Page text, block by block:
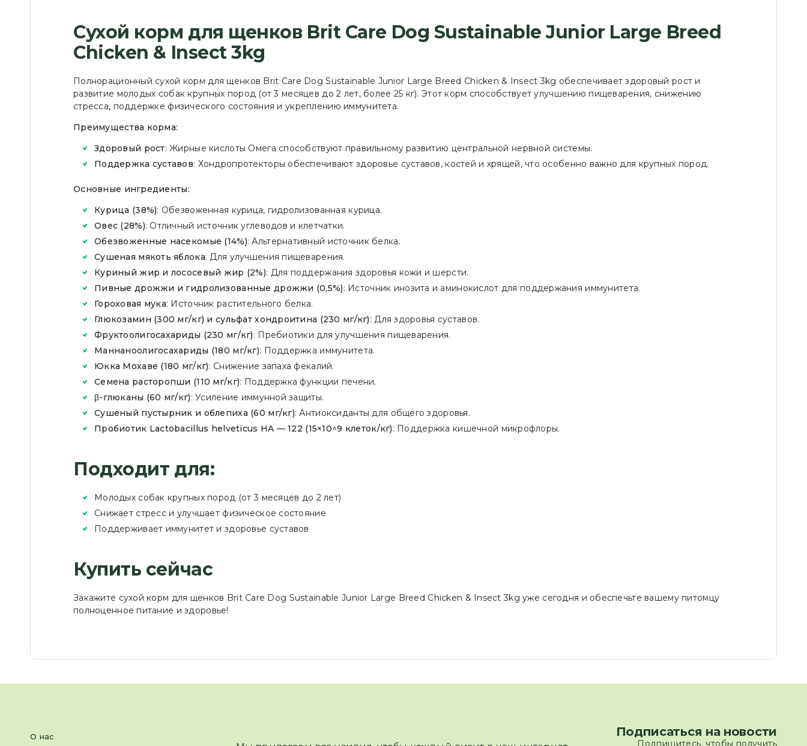
Сухой корм для щенков Brit Care Dog Sustainable Junior Large Breed
Chicken & Insect 3kg
Полнорационный сухой корм для щенков Brit Care Dog Sustainable Junior Large Breed Chicken & Insect 3kg обеспечивает здоровый рост и
развитие молодых собак крупных пород (от 3 месяцев до 2 лет, более 25 кг). Этот корм способствует улучшению пищеварения, снижению
стресса, поддержке физического состояния и укреплению иммунитета.
Преимущества корма:
Здоровый рост: Жирные кислоты Омега способствуют правильному развитию центральной нервной системы.
Поддержка суставов: Хондропротекторы обеспечивают здоровье суставов, костей и хрящей, что особенно важно для крупных пород.
Основные ингредиенты:
Курица (38%): Обезвоженная курица, гидролизованная курица.
Овес (28%): Отличный источник углеводов и клетчатки.
Обезвоженные насекомые (14%): Альтернативный источник белка.
Сушеная мякоть яблока: Для улучшения пищеварения.
Куриный жир и лососевый жир (2%): Для поддержания здоровья кожи и шерсти.
Пивные дрожжи и гидролизованные дрожжи (0,5%): Источник инозита и аминокислот для поддержания иммунитета.
Гороховая мука: Источник растительного белка.
Глюкозамин (300 мг/кг) и сульфат хондроитина (230 мг/кг): Для здоровья суставов.
Фруктоолигосахариды (230 мг/кг): Пребиотики для улучшения пищеварения.
Маннаноолигосахариды (180 мг/кг): Поддержка иммунитета.
Юкка Мохаве (180 мг/кг): Снижение запаха фекалий.
Семена расторопши (110 мг/кг): Поддержка функции печени.
β-глюканы (60 мг/кг): Усиление иммунной защиты.
Сушеный пустырник и облепиха (60 мг/кг): Антиоксиданты для общего здоровья.
Пробиотик Lactobacillus helveticus HA — 122 (15×10^9 клеток/кг): Поддержка кишечной микрофлоры.
Подходит для:
Молодых собак крупных пород (от 3 месяцев до 2 лет)
Снижает стресс и улучшает физическое состояние
Поддерживает иммунитет и здоровье суставов
Купить сейчас
Закажите сухой корм для щенков Brit Care Dog Sustainable Junior Large Breed Chicken & Insect 3kg уже сегодня и обеспечьте вашему питомцу
полноценное питание и здоровье!
О нас Подписаться на новости